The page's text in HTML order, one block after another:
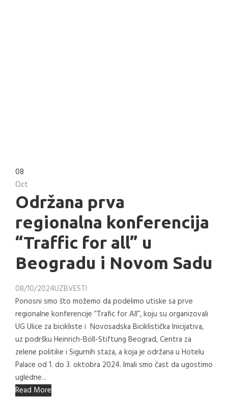
08
Oct
Održana prva
regionalna konferencija
“Traffic for all” u
Beogradu i Novom Sadu
08/10/2024UZBVESTI
Ponosni smo što možemo da podelimo utiske sa prve
regionalne konferencije “Trafic for All”, koju su organizovali
UG Ulice za bicikliste i Novosadska Biciklistička Inicijativa,
uz podršku Heinrich-Böll-Stiftung Beograd, Centra za
zelene politike i Sigurnih staza, a koja je održana u Hotelu
Palace od 1. do 3. oktobra 2024. Imali smo čast da ugostimo
ugledne...
Read More